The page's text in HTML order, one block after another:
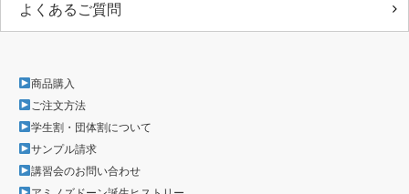
よくあるご質問
商品購入
ご注文方法
学生割・団体割について
サンプル請求
講習会のお問い合わせ